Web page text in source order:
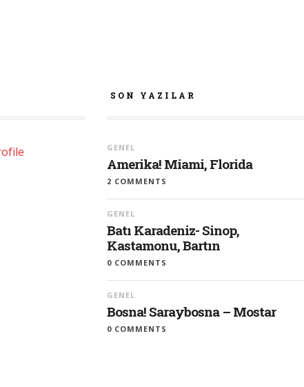
SON YAZILAR
GENEL
Amerika! Miami, Florida
2 COMMENTS
GENEL
Batı Karadeniz- Sinop,
Kastamonu, Bartın
0 COMMENTS
GENEL
Bosna! Saraybosna – Mostar
0 COMMENTS